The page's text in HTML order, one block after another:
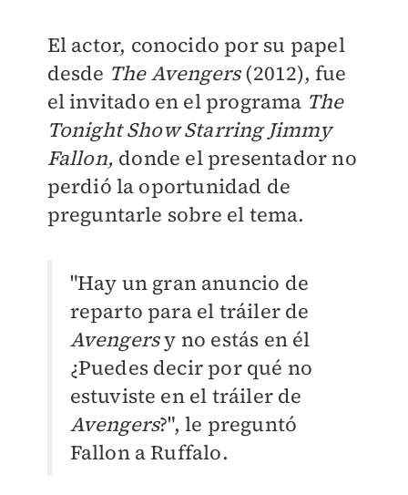
El actor, conocido por su papel
desde The Avengers(2012), fue
el invitado en el programa The
Tonight Show Starring Jimmy
Fallon, donde el presentador no
perdió la oportunidad de
preguntarle sobre el tema.
"Hay un gran anuncio de
reparto para el tráiler de
Avengersy no estás en él
¿Puedes decir por qué no
estuviste en el tráiler de
Avengers?", le preguntó
Fallon a Ruffalo.